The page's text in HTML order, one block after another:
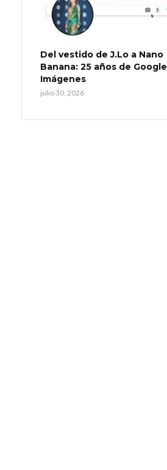
Del vestido de J.Lo a Nano
Banana: 25 años de Google
Imágenes
julio 30, 2026